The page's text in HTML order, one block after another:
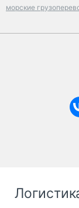
морские